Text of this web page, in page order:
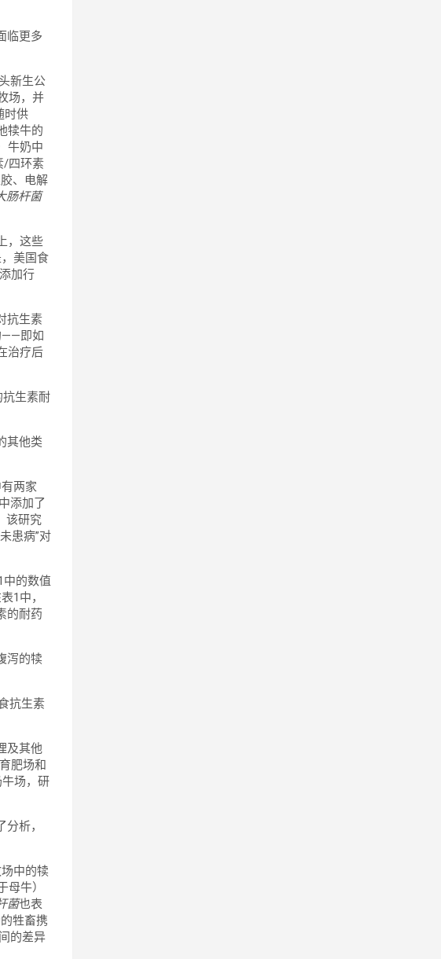
临更多
新生公
场，并
时供
犊牛的
牛奶中
/四环素
、电解
肠杆菌
，这些
美国食
加行
抗生素
——即如
治疗后
生素耐
其他类
两家
添加了
该研究
患病”对
中的数值
1中，
的耐药
泻的犊
抗生素
及其他
肥场和
场，研
析，
中的犊
牛）
菌也表
牲畜携
的差异